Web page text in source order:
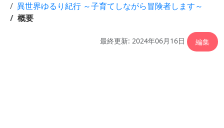
異世界ゆるり紀行 ～子育てしながら冒険者します～
概要
最終更新: 2024年06月16日 編集